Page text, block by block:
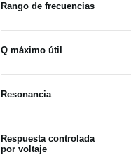
Rango de frecuencias
Q máximo útil
Resonancia
Respuesta controlada
por voltaje